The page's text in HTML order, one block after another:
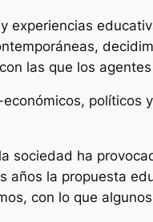
las que los
sociedad ha
la propuesta
con lo que